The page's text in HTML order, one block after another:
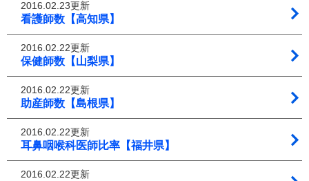
2016.02.23更新
看護師数【高知県】
2016.02.22更新
保健師数【山梨県】
2016.02.22更新
助産師数【島根県】
2016.02.22更新
耳鼻咽喉科医師比率【福井県】
2016.02.22更新